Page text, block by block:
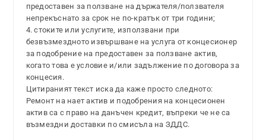
предоставен за ползване на държателя/ползвателя
непрекъснато за срок не по-кратък от три години;
4. стоките или услугите, използвани при
безвъзмездното извършване на услуга от концесионер
за подобрение на предоставен за ползване актив,
когато това е условие и/или задължение по договора за
концесия.
Цитираният текст иска да каже просто следното:
Ремонт на нает актив и подобрения на концесионен
актив са с право на данъчен кредит, въпреки че не са
възмездни доставки по смисъла на ЗДДС.